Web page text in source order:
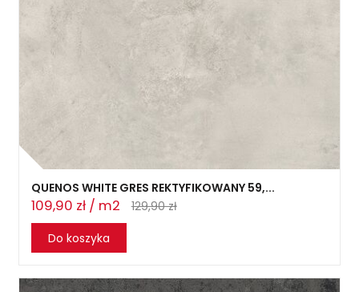
QUENOS WHITE GRES REKTYFIKOWANY 59,...
109,90 zł / m2
129,90 zł
Do koszyka